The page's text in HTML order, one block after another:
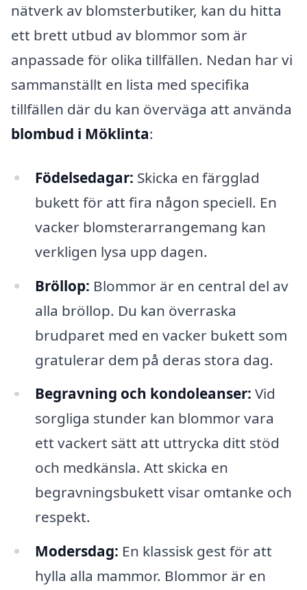
nätverk av blomsterbutiker, kan du hitta
ett brett utbud av blommor som är
anpassade för olika tillfällen. Nedan har vi
sammanställt en lista med specifika
tillfällen där du kan överväga att använda
blombud i Möklinta:
Födelsedagar: Skicka en färgglad
bukett för att fira någon speciell. En
vacker blomsterarrangemang kan
verkligen lysa upp dagen.
Bröllop: Blommor är en central del av
alla bröllop. Du kan överraska
brudparet med en vacker bukett som
gratulerar dem på deras stora dag.
Begravning och kondoleanser: Vid
sorgliga stunder kan blommor vara
ett vackert sätt att uttrycka ditt stöd
och medkänsla. Att skicka en
begravningsbukett visar omtanke och
respekt.
Modersdag: En klassisk gest för att
hylla alla mammor. Blommor är en